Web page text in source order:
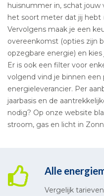
huisnummer in, schat jouw
het soort meter dat jij hebt
Vervolgens maak je een
overeenkomst (opties zijn
opzegbare energie) en
Er is ook een filter voor
volgend vind je binnen
energieleverancier. Per
jaarbasis en de
nodig? Op onze website
stroom, gas en licht in
Alle
Vergelijk